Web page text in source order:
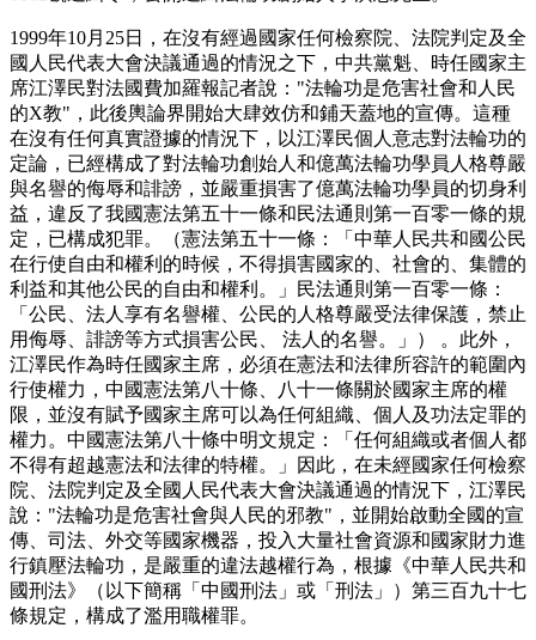
1999年10月25日，在沒有經過國家任何檢察院、法院判定及全
國人民代表大會決議通過的情況之下，中共黨魁、時任國家主
席江澤民對法國費加羅報記者說："法輪功是危害社會和人民
的X教"，此後輿論界開始大肆效仿和鋪天蓋地的宣傳。這種
在沒有任何真實證據的情況下，以江澤民個人意志對法輪功的
定論，已經構成了對法輪功創始人和億萬法輪功學員人格尊嚴
與名譽的侮辱和誹謗，並嚴重損害了億萬法輪功學員的切身利
益，違反了我國憲法第五十一條和民法通則第一百零一條的規
定，已構成犯罪。（憲法第五十一條：「中華人民共和國公民
在行使自由和權利的時候，不得損害國家的、社會的、集體的
利益和其他公民的自由和權利。」民法通則第一百零一條：
「公民、法人享有名譽權、公民的人格尊嚴受法律保護，禁止
用侮辱、誹謗等方式損害公民、 法人的名譽。」） 。此外，
江澤民作為時任國家主席，必須在憲法和法律所容許的範圍內
行使權力，中國憲法第八十條、八十一條關於國家主席的權
限，並沒有賦予國家主席可以為任何組織、個人及功法定罪的
權力。中國憲法第八十條中明文規定：「任何組織或者個人都
不得有超越憲法和法律的特權。」因此，在未經國家任何檢察
院、法院判定及全國人民代表大會決議通過的情況下，江澤民
說："法輪功是危害社會與人民的邪教"，並開始啟動全國的宣
傳、司法、外交等國家機器，投入大量社會資源和國家財力進
行鎮壓法輪功，是嚴重的違法越權行為，根據《中華人民共和
國刑法》（以下簡稱「中國刑法」或「刑法」）第三百九十七
條規定，構成了濫用職權罪。